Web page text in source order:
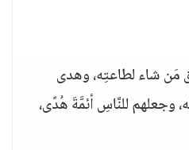
مَن شاء لطاعتِه، وهدى
للنَّاسِ أئمَّةَ هُدًى،